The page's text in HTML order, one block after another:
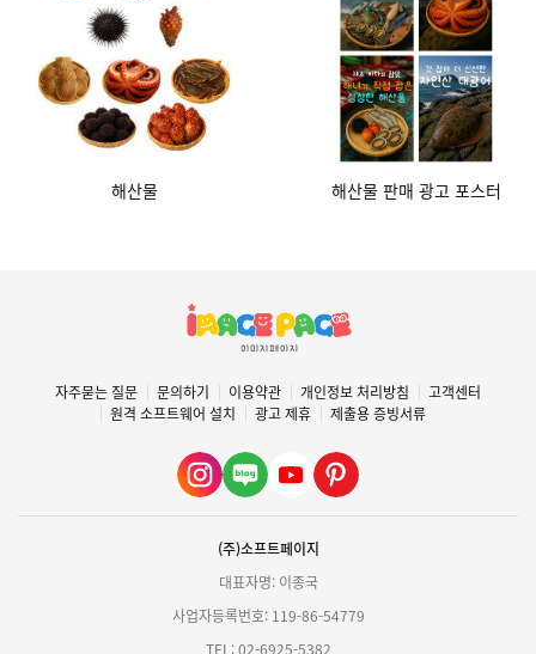
해산물 해산물 판매 광고 포스터
자주묻는 질문 문의하기 이용약관 개인정보 처리방침
고객센터
원격 소프트웨어 설치
광고 제휴 제출용 증빙서류
(주)소프트페이지
대표자명: 이종국
사업자등록번호: 119-86-54779